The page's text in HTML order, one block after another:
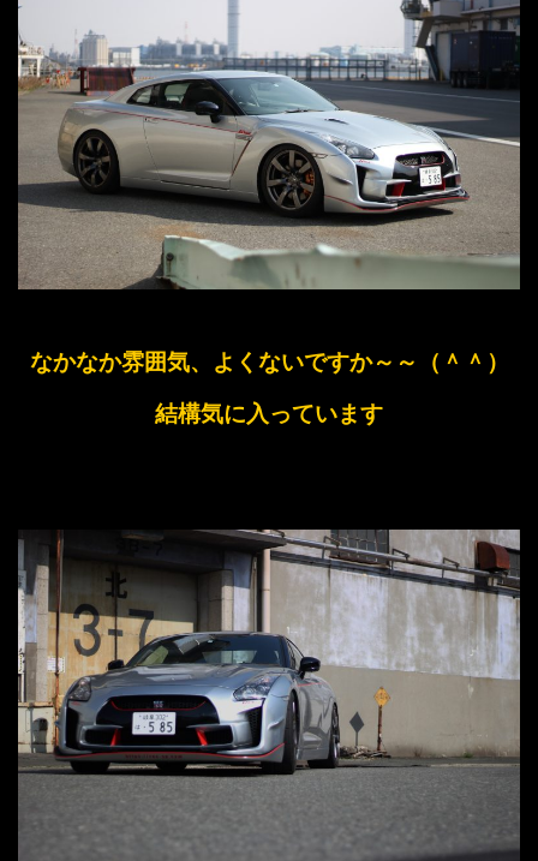
なかなか雰囲気、よくないですか～～（＾＾）
結構気に入っています